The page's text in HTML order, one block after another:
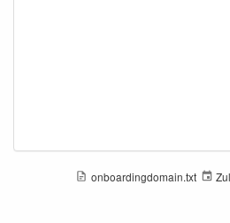
onboardingdomain.txt